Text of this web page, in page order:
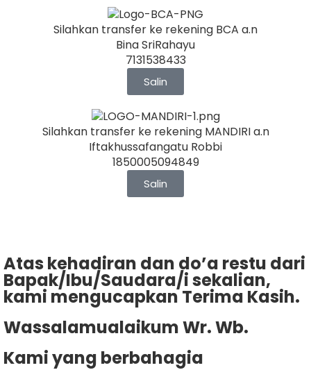
Silahkan transfer ke rekening BCA a.n
Bina SriRahayu
7131538433
Salin
Silahkan transfer ke rekening MANDIRI a.n
Iftakhussafangatu Robbi
1850005094849
Salin
Atas kehadiran dan do’a restu dari
Bapak/Ibu/Saudara/i sekalian,
kami mengucapkan Terima Kasih.
Wassalamualaikum Wr. Wb.
Kami yang berbahagia